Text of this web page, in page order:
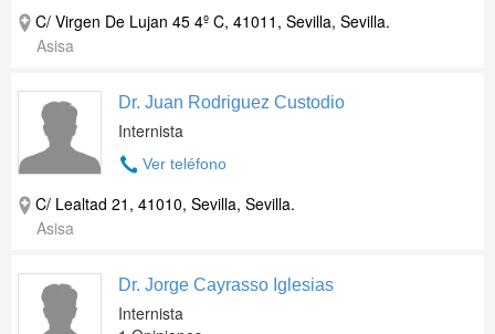
C/ Virgen De Lujan 45 4º C, 41011, Sevilla, Sevilla.
Asisa
Dr. Juan Rodriguez Custodio
Internista
Ver teléfono
C/ Lealtad 21, 41010, Sevilla, Sevilla.
Asisa
Dr. Jorge Cayrasso Iglesias
Internista